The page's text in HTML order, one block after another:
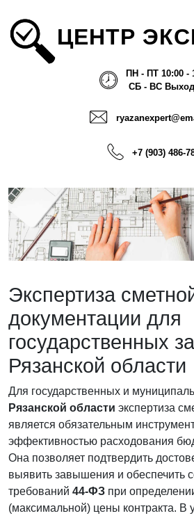
ЦЕНТР
ПН - ПТ 10:00 -
СБ - ВС
+7 (903) 486-
Экспертиза
документации для
государственных
Рязанской области
Для государственных и
Рязанской области экспертиза
является обязательным
эффективностью расходования
Она позволяет подтвердить
выявить завышения и обеспечить
требований 44-ФЗ при
(максимальной) цены контракта. В